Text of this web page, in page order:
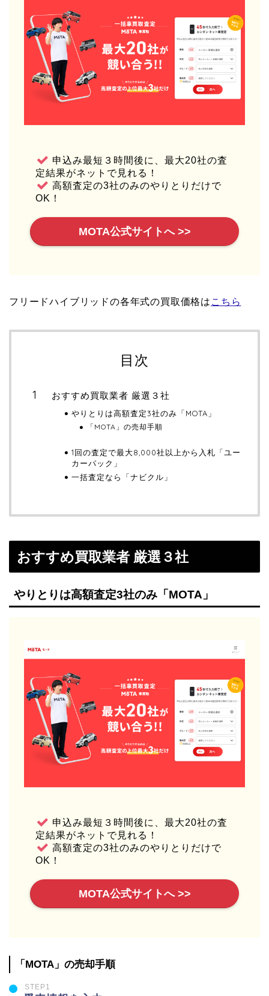
申込み最短３時間後に、最大20社の査
定結果がネットで見れる！
高額査定の3社のみのやりとりだけで
OK！
MOTA公式サイトへ >>
フリードハイブリッドの各年式の買取価格は こちら
目次
おすすめ買取業者 厳選３社
やりとりは高額査定3社のみ「MOTA」
「MOTA」の売却手順
1回の査定で最大8,000社以上から入札「ユー
カーパック」
一括査定なら「ナビクル」
おすすめ買取業者 厳選３社
やりとりは高額査定3社のみ「MOTA」
申込み最短３時間後に、最大20社の査
定結果がネットで見れる！
高額査定の3社のみのやりとりだけで
OK！
MOTA公式サイトへ >>
「MOTA」の売却手順
STEP1